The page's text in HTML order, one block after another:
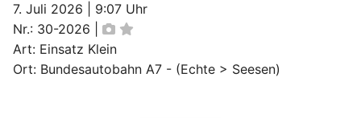
7. Juli 2026
9:07 Uhr
Nr.: 30-2026
Art: Einsatz Klein
Ort: Bundesautobahn A7 - (Echte > Seesen)